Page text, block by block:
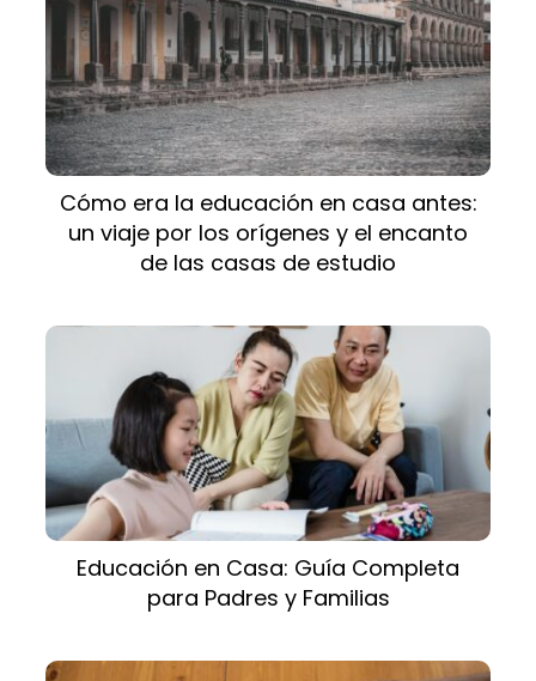
Cómo era la educación en casa antes:
un viaje por los orígenes y el encanto
de las casas de estudio
Educación en Casa: Guía Completa
para Padres y Familias